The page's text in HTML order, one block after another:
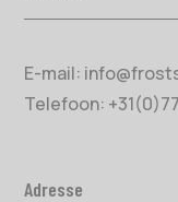
E-mail:
Telefoon:
Adresse